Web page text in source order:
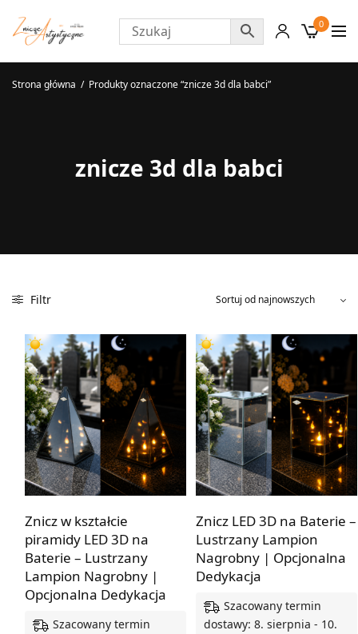
0
Strona główna / Produkty oznaczone “znicze 3d dla babci”
znicze 3d dla babci
Filtr
Znicz w kształcie
piramidy LED 3D na
Baterie – Lustrzany
Lampion Nagrobny |
Opcjonalna Dedykacja
Szacowany termin
Znicz LED 3D na Baterie –
Lustrzany Lampion
Nagrobny | Opcjonalna
Dedykacja
Szacowany termin
dostawy: 8. sierpnia - 10.